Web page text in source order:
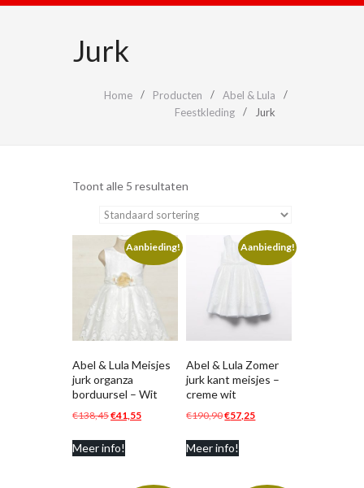
Jurk
Home Producten
Abel & Lula
Feestkleding
Jurk
Toont alle 5 resultaten
Aanbieding!
Abel & Lula Meisjes
jurk organza
borduursel – Wit
€138,45Oorspronkelijke
was:
€41,55Huidige
Meer info!
Aanbieding!
Abel & Lula Zomer
jurk kant meisjes –
creme wit
€190,90Oorspronkelijke
was:
€57,25Huidige
Meer info!